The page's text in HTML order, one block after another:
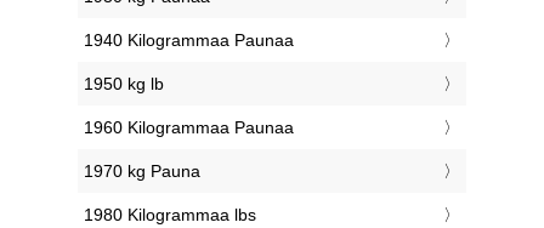
1940 Kilogrammaa Paunaa
1950 kg lb
1960 Kilogrammaa Paunaa
1970 kg Pauna
1980 Kilogrammaa lbs